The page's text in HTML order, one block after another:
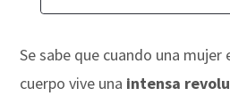
Se sabe que cuando una mujer
cuerpo vive una intensa